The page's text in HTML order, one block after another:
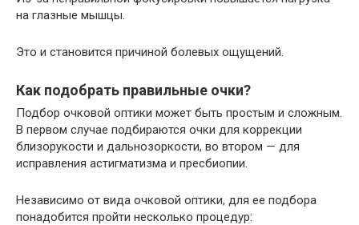
на глазные мышцы.
Это и становится причиной болевых ощущений.
Как подобрать правильные очки?
Подбор очковой оптики может быть простым и сложным.
В первом случае подбираются очки для коррекции
близорукости и дальнозоркости, во втором — для
исправления астигматизма и пресбиопии.
Независимо от вида очковой оптики, для ее подбора
понадобится пройти несколько процедур: